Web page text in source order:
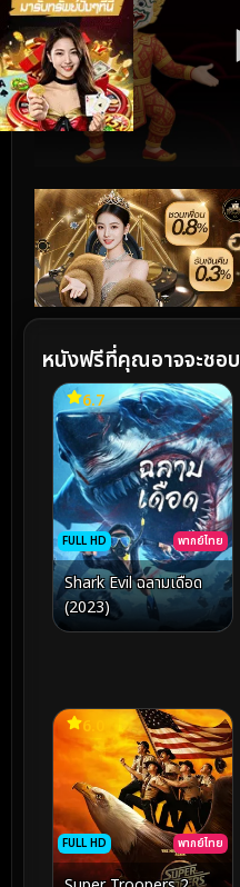
หนังฟรีที่คุณอาจจะชอบ
FULL HD พากย์ไทย
6.7
Shark Evil ฉลามเดือด
(2023)
FULL HD พากย์ไทย
6.0